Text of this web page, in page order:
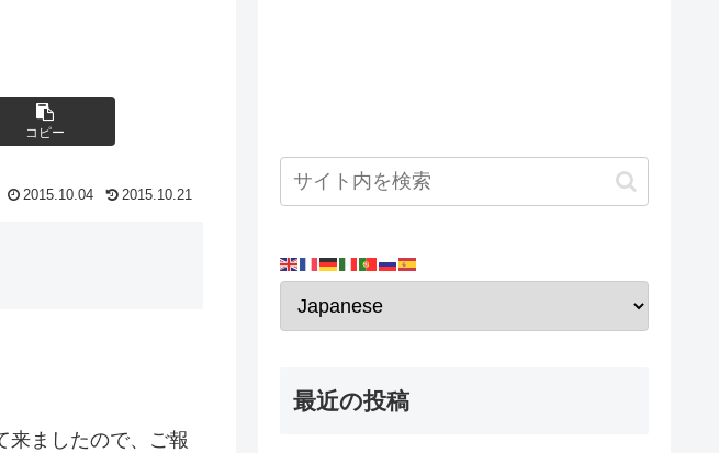
コピー
2015.10.04 2015.10.21
来ましたので、ご報
最近の投稿